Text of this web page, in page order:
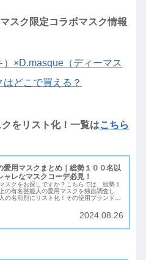
スク限定コラボマスク情報
×D.masque（ディーマス
どこで買える？
をリスト化！一覧はこちら
愛用マスクまとめ｜総勢１００名以
ャレなマスクコーデ必見！
スクをお探しですか？こちらでは、総勢１
の有名芸能人の愛用マスクを独自調査し
の名前別にリスト化！その使用ブランド
ト検索でもなかなか出てこなかった、あのマ
2024.08.26